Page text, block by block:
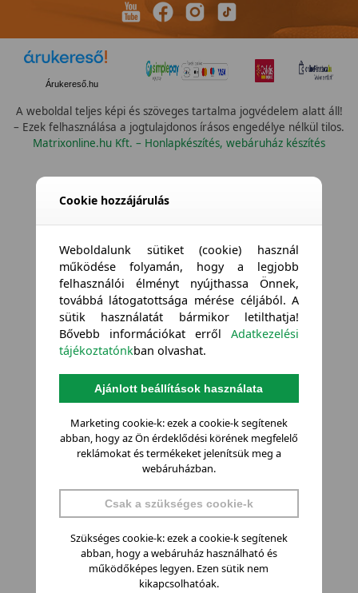
Árukereső.hu
A weboldal teljes képi és szöveges tartalma jogvédelem alatt áll!
– Ezek felhasználása a jogtulajdonos írásos engedélye nélkül tilos.
Matrixonline.hu Kft. – Honlapkészítés, webáruház készítés
Cookie hozzájárulás
Weboldalunk sütiket (cookie) használ
működése folyamán, hogy a legjobb
felhasználói élményt nyújthassa Önnek,
továbbá látogatottsága mérése céljából. A
sütik használatát bármikor letilthatja!
Bővebb információkat errőlAdatkezelési
tájékoztatónkban olvashat.
Ajánlott beállítások használata
Marketing cookie-k: ezek a cookie-k segítenek
abban, hogy az Ön érdeklődési körének megfelelő
reklámokat és termékeket jelenítsük meg a
webáruházban.
Csak a szükséges cookie-k
Szükséges cookie-k: ezek a cookie-k segítenek
abban, hogy a webáruház használható és
működőképes legyen. Ezen sütik nem
kikapcsolhatóak.